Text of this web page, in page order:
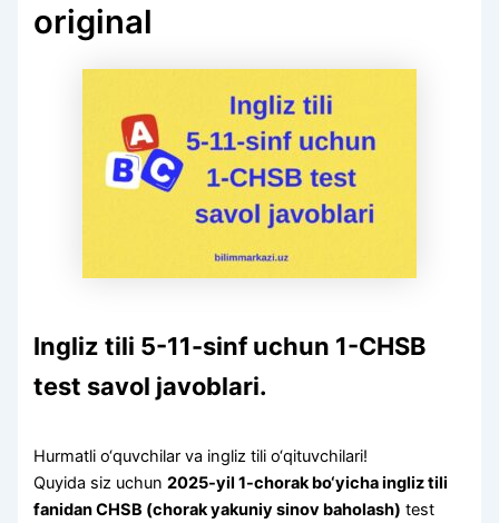
original
Ingliz tili 5-11-sinf uchun 1-CHSB
test savol javoblari.
Hurmatli o‘quvchilar va ingliz tili o‘qituvchilari!
Quyida siz uchun2025-yil 1-chorak bo‘yicha ingliz tili
fanidan CHSB (chorak yakuniy sinov baholash) test